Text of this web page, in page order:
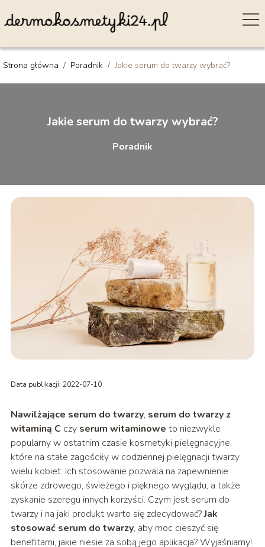
Strona główna / Poradnik /Jakie serum do twarzy wybrać?
Jakie serum do twarzy wybrać?
Poradnik
Data publikacji: 2022-07-10
Nawilżające serum do twarzy, serum do twarzy z
witaminą Cczy serum witaminowe to niezwykle
popularny w ostatnim czasie kosmetyki pielęgnacyjne,
które na stałe zagościły w codziennej pielęgnacji twarzy
wielu kobiet. Ich stosowanie pozwala na zapewnienie
skórze zdrowego, świeżego i pięknego wyglądu, a także
zyskanie szeregu innych korzyści. Czym jest serum do
twarzy i na jaki produkt warto się zdecydować?Jak
stosować serum do twarzy, aby moc cieszyć się
benefitami, jakie niesie za sobą jego aplikacja? Wyjaśniamy!